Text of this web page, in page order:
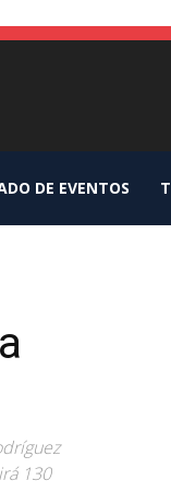
DE EVENTOS
130